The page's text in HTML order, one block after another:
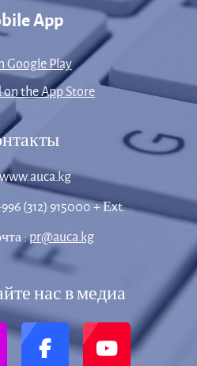
App
Google Play
the App Store
(312) 915000 + Еxt.
:pr@auca.kg
нас в медиа